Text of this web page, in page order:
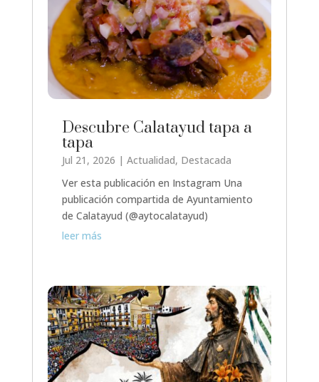
Descubre Calatayud tapa a
tapa
Jul 21, 2026 |Actualidad, Destacada
Ver esta publicación en Instagram Una
publicación compartida de Ayuntamiento
de Calatayud (@aytocalatayud)
leer más